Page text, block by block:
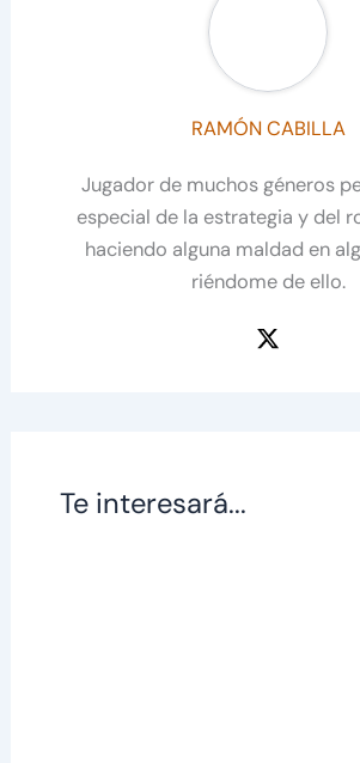
RAMÓN CABILLA
Jugador de muchos géneros
especial de la estrategia y del
haciendo alguna maldad en
riéndome de ello.
Te interesará...